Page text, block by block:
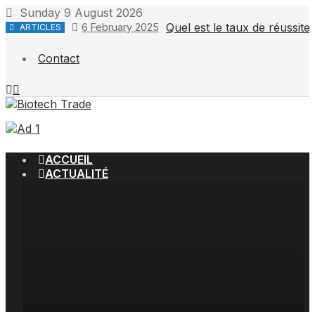
Skip
to
Sunday 9 August 2026
ARTICLES 6 February 2025 Quel est le taux de
Contact
ACCUEIL
ACTUALITÉ